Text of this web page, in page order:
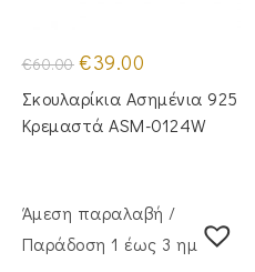
€60.00 Original
price
was:
€60.00.
€39.00
τιμή
είναι:
€39.00.
Σκουλαρίκια Ασημένια 925
Κρεμαστά ASM-0124W
Άμεση παραλαβή /
Παράδoση 1 έως 3 ημέρες